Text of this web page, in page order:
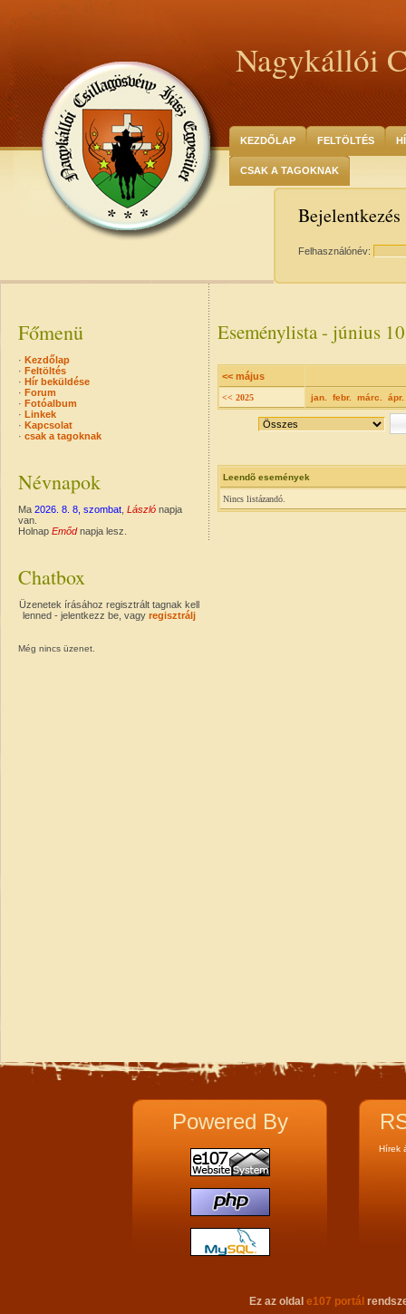
Nagykállói
KEZDŐLAP FELTÖLTÉS
CSAK A TAGOKNAK
Bejelentkezés
Felhasználónév:
Főmenü
· Kezdőlap
· Feltöltés
· Hír beküldése
· Forum
· Fotóalbum
· Linkek
· Kapcsolat
· csak a tagoknak
Névnapok
Ma 2026. 8. 8, szombat László napja
van.
Holnap Emődnapja lesz.
Chatbox
Üzenetek írásához regisztrált tagnak kell
lenned - jelentkezz be, vagy regisztrálj
Még nincs üzenet.
Eseménylista - június 10
<< május
<< 2025 jan. febr. márc. ápr.
Leendõ események
Nincs listázandó.
Powered By
Hírek
Ez az oldal e107 portál